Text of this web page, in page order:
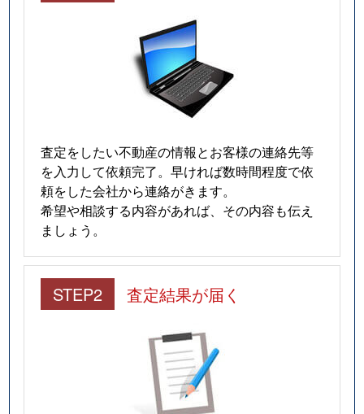
査定をしたい不動産の情報とお客様の連絡先等
を入力して依頼完了。早ければ数時間程度で依
頼をした会社から連絡がきます。
希望や相談する内容があれば、その内容も伝え
ましょう。
STEP2 査定結果が届く